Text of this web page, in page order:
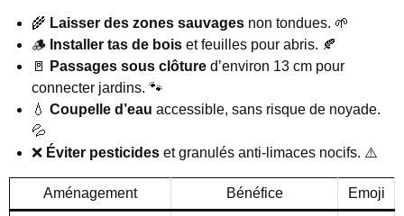
🌾 Laisser des zones sauvages non tondues. 🌱
🪵 Installer tas de bois et feuilles pour abris. 🍂
🚪
Passages sous clôture d’environ 13 cm pour
connecter jardins. 🐾
💧 Coupelle d’eau accessible, sans risque de noyade.
💦
❌ Éviter pesticides et granulés anti-limaces nocifs. ⚠️
Aménagement Bénéfice Emoji